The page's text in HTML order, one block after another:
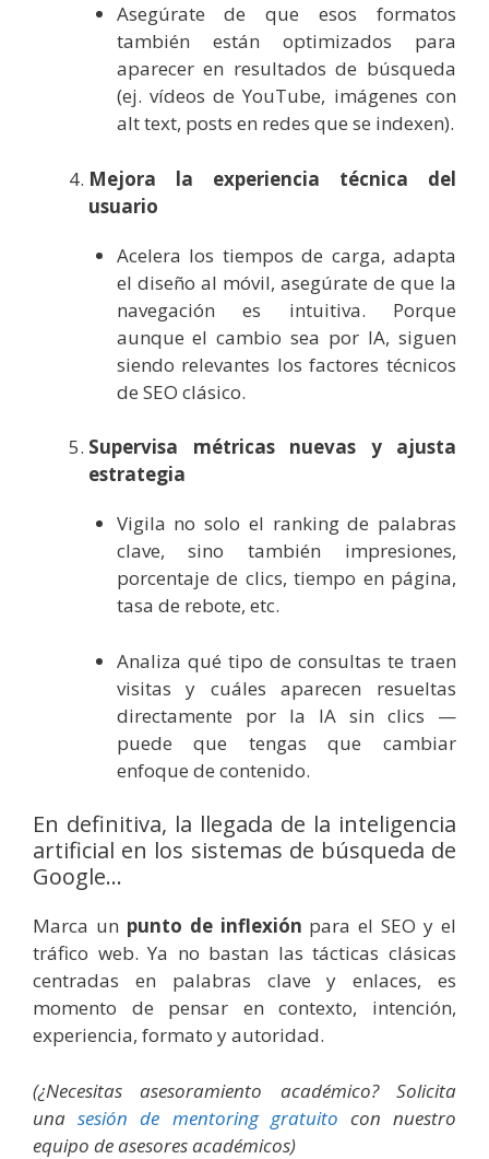
Asegúrate de que esos formatos
también están optimizados para
aparecer en resultados de búsqueda
(ej. vídeos de YouTube, imágenes con
alt text, posts en redes que se indexen).
Mejora la experiencia técnica del
usuario
Acelera los tiempos de carga, adapta
el diseño al móvil, asegúrate de que la
navegación es intuitiva. Porque
aunque el cambio sea por IA, siguen
siendo relevantes los factores técnicos
de SEO clásico.
Supervisa métricas nuevas y ajusta
estrategia
Vigila no solo el ranking de palabras
clave, sino también impresiones,
porcentaje de clics, tiempo en página,
tasa de rebote, etc.
Analiza qué tipo de consultas te traen
visitas y cuáles aparecen resueltas
directamente por la IA sin clics —
puede que tengas que cambiar
enfoque de contenido.
En definitiva, la llegada de la inteligencia
artificial en los sistemas de búsqueda de
Google…
Marca un punto de inflexión para el SEO y el
tráfico web. Ya no bastan las tácticas clásicas
centradas en palabras clave y enlaces, es
momento de pensar en contexto, intención,
experiencia, formato y autoridad.
(¿Necesitas asesoramiento académico? Solicita
unasesión de mentoring gratuito con nuestro
equipo de asesores académicos)